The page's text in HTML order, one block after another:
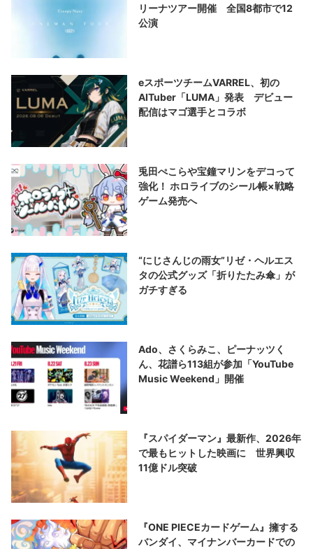
リーナツアー開催 全国8都市で12
公演
eスポーツチームVARREL、初の
AITuber「LUMA」発表 デビュー
配信はマゴ選手とコラボ
兎田ぺこらや宝鐘マリンをデコって
強化！ ホロライブのシール帳×戦略
ゲーム発売へ
“にじさんじの雨女”リゼ・ヘルエス
タの公式グッズ「折りたたみ傘」が
ガチすぎる
Ado、さくらみこ、ピーナッツく
ん、花譜ら113組が参加「YouTube
Music Weekend」開催
『スパイダーマン』最新作、2026年
で最もヒットした映画に 世界興収
11億ドル突破
『ONE PIECEカードゲーム』擁する
バンダイ、マイナンバーカードでの